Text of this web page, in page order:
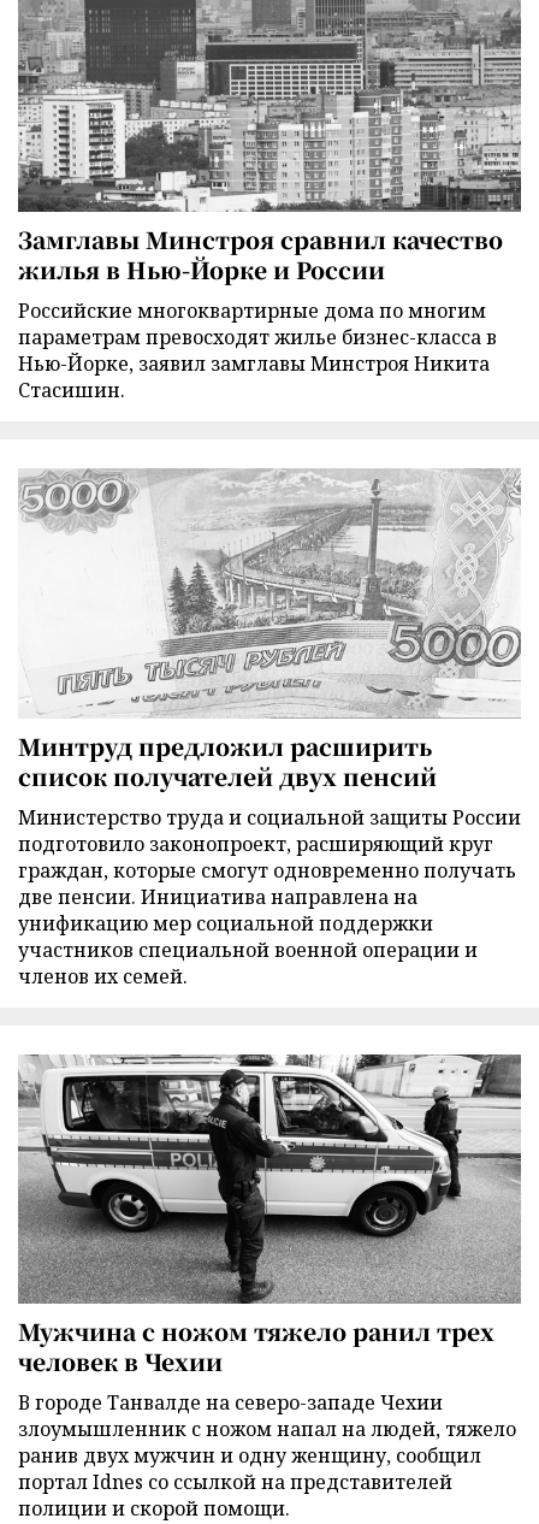
Замглавы Минстроя сравнил качество
жилья в Нью-Йорке и России
Российские многоквартирные дома по многим
параметрам превосходят жилье бизнес-класса в
Нью-Йорке, заявил замглавы Минстроя Никита
Стасишин.
Минтруд предложил расширить
список получателей двух пенсий
Министерство труда и социальной защиты России
подготовило законопроект, расширяющий круг
граждан, которые смогут одновременно получать
две пенсии. Инициатива направлена на
унификацию мер социальной поддержки
участников специальной военной операции и
членов их семей.
Мужчина с ножом тяжело ранил трех
человек в Чехии
В городе Танвалде на северо-западе Чехии
злоумышленник с ножом напал на людей, тяжело
ранив двух мужчин и одну женщину, сообщил
портал Idnes со ссылкой на представителей
полиции и скорой помощи.